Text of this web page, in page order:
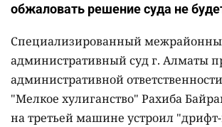
обжаловать решение суда не
Специализированный
административный суд г. Алматы
административной
"Мелкое хулиганство" Рахиба
на третьей машине устроил